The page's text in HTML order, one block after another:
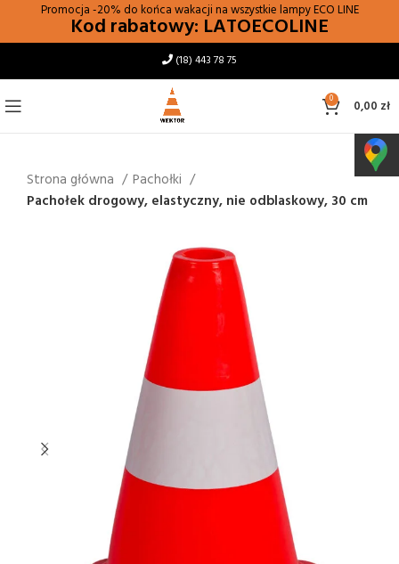
Promocja -20% do końca wakacji na wszystkie lampyECO LINE
Kod rabatowy: LATOECOLINE
(18) 443 78 75
0 0,00 zł
Strona główna
Pachołki
Pachołek drogowy, elastyczny, nie odblaskowy, 30 cm